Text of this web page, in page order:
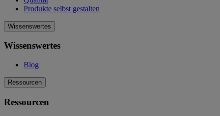
Produkte selbst gestalten
Wissenswertes
Wissenswertes
Blog
Ressourcen
Ressourcen